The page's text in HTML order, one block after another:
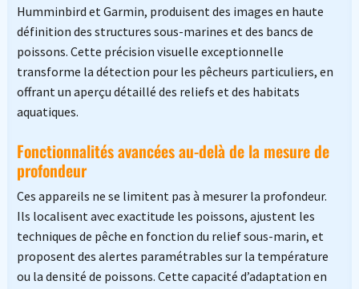
Humminbird et Garmin, produisent des images en haute
définition des structures sous-marines et des bancs de
poissons. Cette précision visuelle exceptionnelle
transforme la détection pour les pêcheurs particuliers, en
offrant un aperçu détaillé des reliefs et des habitats
aquatiques.
Fonctionnalités avancées au-delà de la mesure de
profondeur
Ces appareils ne se limitent pas à mesurer la profondeur.
Ils localisent avec exactitude les poissons, ajustent les
techniques de pêche en fonction du relief sous-marin, et
proposent des alertes paramétrables sur la température
ou la densité de poissons. Cette capacité d’adaptation en